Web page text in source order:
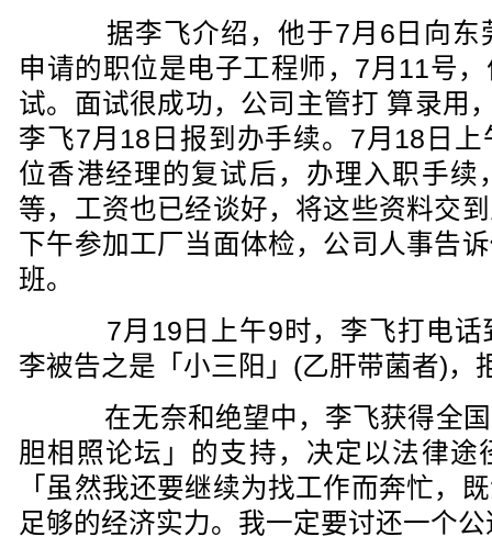
据李飞介绍，他于7月6日向东
申请的职位是电子工程师，7月11号
试。面试很成功，公司主管打 算录用
李飞7月18日报到办手续。7月18日
位香港经理的复试后，办理入职手续
等，工资也已经谈好，将这些资料交
下午参加工厂当面体检，公司人事告
班。
7月19日上午9时，李飞打电话
李被告之是「小三阳」(乙肝带菌者)，
在无奈和绝望中，李飞获得全国
胆相照论坛」的支持，决定以法律途
「虽然我还要继续为找工作而奔忙，
足够的经济实力。我一定要讨还一个